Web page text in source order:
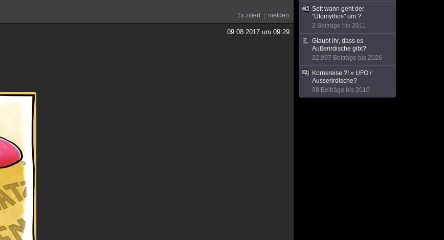
1x zitiert melden
09.08.2017 um 09:29
Seit wann geht der
"Ufomythos" um ?
2 Beiträge bis 2011
Glaubt ihr, dass es
Außerirdische gibt?
22.997 Beiträge bis 2026
Kornkreise ?! « UFO /
Ausserirdische?
98 Beiträge bis 2010